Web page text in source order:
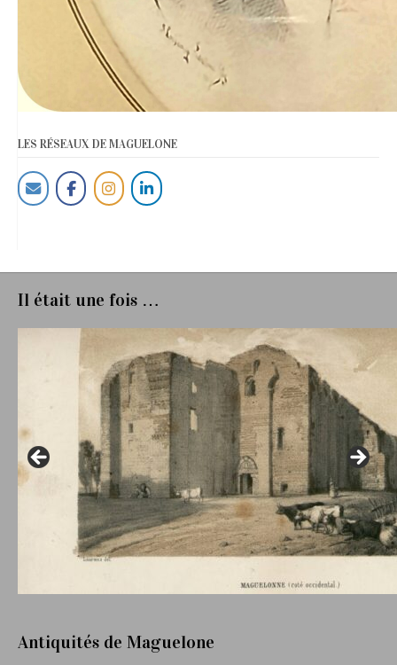
LES RÉSEAUX DE MAGUELONE
Il était une fois …
Antiquités de Maguelone